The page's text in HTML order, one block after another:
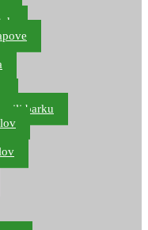
ili barku